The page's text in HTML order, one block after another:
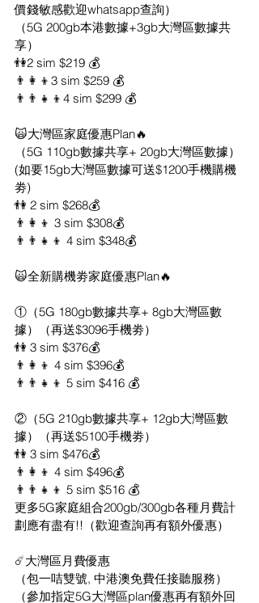
價錢敏感歡迎whatsapp查詢）
（5G 200gb本港數據+3gb大灣區數據共
享）
👫️2 sim $219 💰
👨‍👩‍👦️3 sim $259 💰
👨‍👨‍👧‍👦️4 sim $299 💰
🙀大灣區家庭優惠Plan🔥
（5G 110gb數據共享+ 20gb大灣區數據）
(如要15gb大灣區數據可送$1200手機購機
劵)
👫️ 2 sim $268💰
👨‍👩‍👦️ 3 sim $308💰
👨‍👨‍👧‍👦️ 4 sim $348💰
🙀全新購機劵家庭優惠Plan🔥
①（5G 180gb數據共享+ 8gb大灣區數
據）（再送$3096手機劵）
👫️ 3 sim $376💰
👨‍👩‍👦️ 4 sim $396💰
👨‍👨‍👧‍👦️ 5 sim $416 💰
②（5G 210gb數據共享+ 12gb大灣區數
據）（再送$5100手機劵）
👫️ 3 sim $476💰
👨‍👩‍👦️ 4 sim $496💰
👨‍👨‍👧‍👦️ 5 sim $516 💰
更多5G家庭組合200gb/300gb各種月費計
劃應有盡有!!（歡迎查詢再有額外優惠）
☄️大灣區月費優惠
（包一咭雙號, 中港澳免費任接聽服務）
（參加指定5G大灣區plan優惠再有額外回